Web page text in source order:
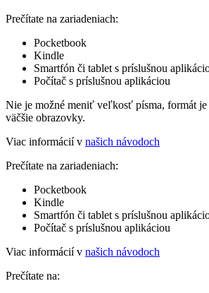
Prečítate na zariadeniach:
Pocketbook
Kindle
Smartfón či tablet s príslušnou
Počítač s príslušnou aplikáciou
Nie je možné meniť veľkosť písma, formát
väčšie obrazovky.
Viac informácií v našich návodoch
Prečítate na zariadeniach:
Pocketbook
Kindle
Smartfón či tablet s príslušnou
Počítač s príslušnou aplikáciou
Viac informácií v našich návodoch
Prečítate na: